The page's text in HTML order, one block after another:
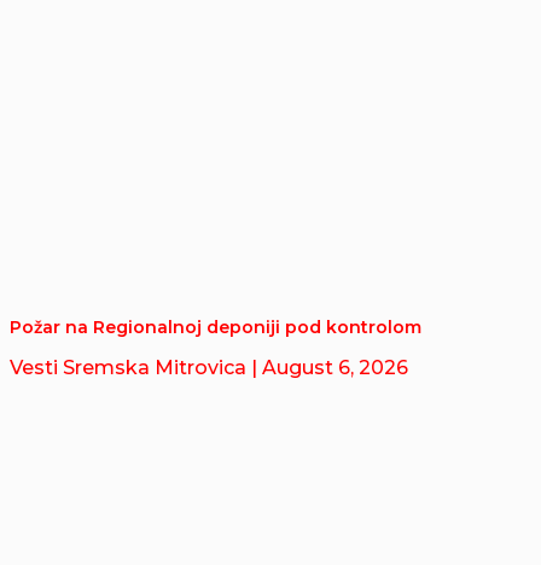
Požar na Regionalnoj deponiji pod kontrolom
Vesti Sremska Mitrovica | August 6, 2026